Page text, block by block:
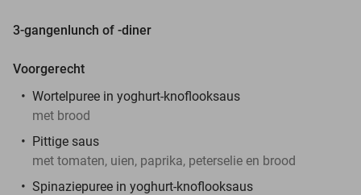
3-gangenlunch of -diner
Voorgerecht
Wortelpuree in yoghurt-knoflooksaus
met brood
Pittige saus
met tomaten, uien, paprika, peterselie en brood
Spinaziepuree in yoghurt-knoflooksaus